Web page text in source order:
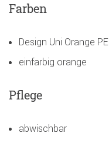
Farben
Design Uni Orange PE
einfarbig orange
Pflege
abwischbar